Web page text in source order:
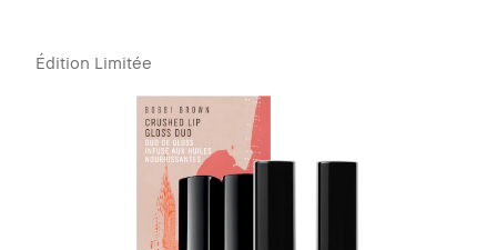
Édition Limitée